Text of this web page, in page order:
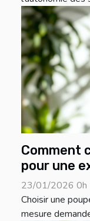
Comment
pour une
23/01/2026 0h
Choisir une
mesure